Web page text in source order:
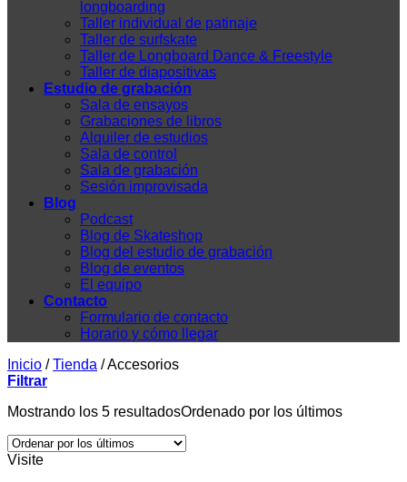
longboarding
Taller individual de patinaje
Taller de surfskate
Taller de Longboard Dance & Freestyle
Taller de diapositivas
Estudio de grabación
Sala de ensayos
Grabaciones de libros
Alquiler de estudios
Sala de control
Sala de grabación
Sesión improvisada
Blog
Podcast
Blog de Skateshop
Blog del estudio de grabación
Blog de eventos
El equipo
Contacto
Formulario de contacto
Horario y cómo llegar
Inicio / Tienda /Accesorios
Filtrar
Mostrando los 5 resultadosOrdenado por los últimos
Visite